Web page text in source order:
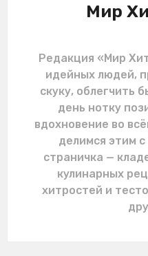
Мир
Редакция «Мир
идейных людей,
скуку, облегчить
день нотку
вдохновение во
делимся этим
страничка —
кулинарных
хитростей и